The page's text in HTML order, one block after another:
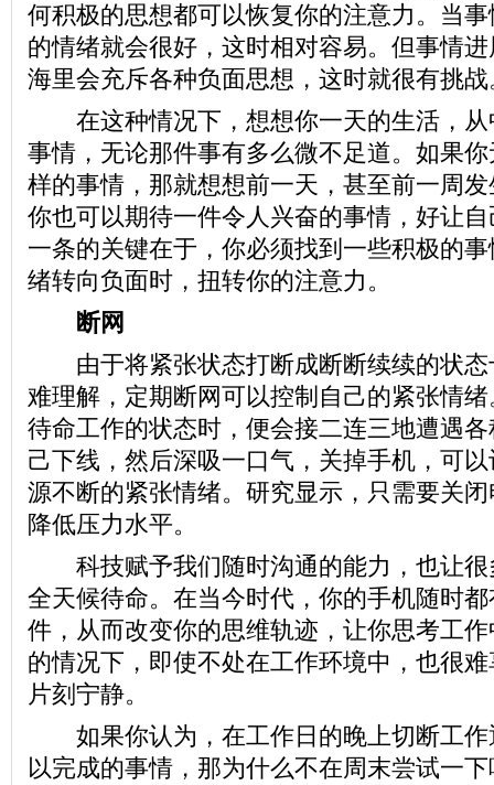
何积极的思想都可以恢复你的注意力。当
的情绪就会很好，这时相对容易。但事情
海里会充斥各种负面思想，这时就很有挑战
在这种情况下，想想你一天的生活，从
事情，无论那件事有多么微不足道。如果
样的事情，那就想想前一天，甚至前一周
你也可以期待一件令人兴奋的事情，好让
一条的关键在于，你必须找到一些积极的
绪转向负面时，扭转你的注意力。
断网
由于将紧张状态打断成断断续续的状态
难理解，定期断网可以控制自己的紧张情
待命工作的状态时，便会接二连三地遭遇
己下线，然后深吸一口气，关掉手机，可
源不断的紧张情绪。研究显示，只需要关
降低压力水平。
科技赋予我们随时沟通的能力，也让很
全天候待命。在当今时代，你的手机随时
件，从而改变你的思维轨迹，让你思考工
的情况下，即使不处在工作环境中，也很
片刻宁静。
如果你认为，在工作日的晚上切断工作
以完成的事情，那为什么不在周末尝试一